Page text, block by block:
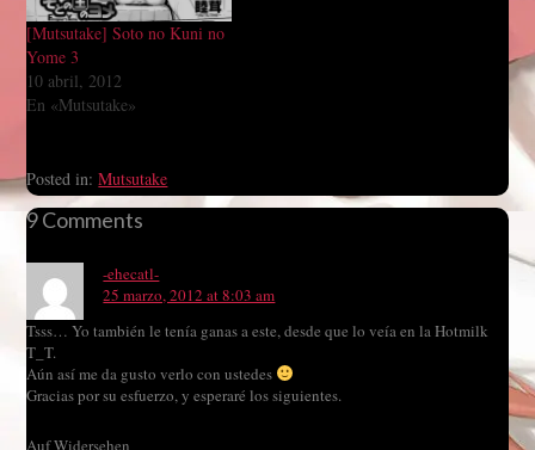
[Mutsutake] Soto no Kuni no
Yome 3
10 abril, 2012
En «Mutsutake»
Posted in:Mutsutake
9 Comments
-ehecatl-
25 marzo, 2012 at 8:03 am
Tsss… Yo también le tenía ganas a este, desde que lo veía en la Hotmilk
T_T.
Aún así me da gusto verlo con ustedes
Gracias por su esfuerzo, y esperaré los siguientes.
Auf Widersehen